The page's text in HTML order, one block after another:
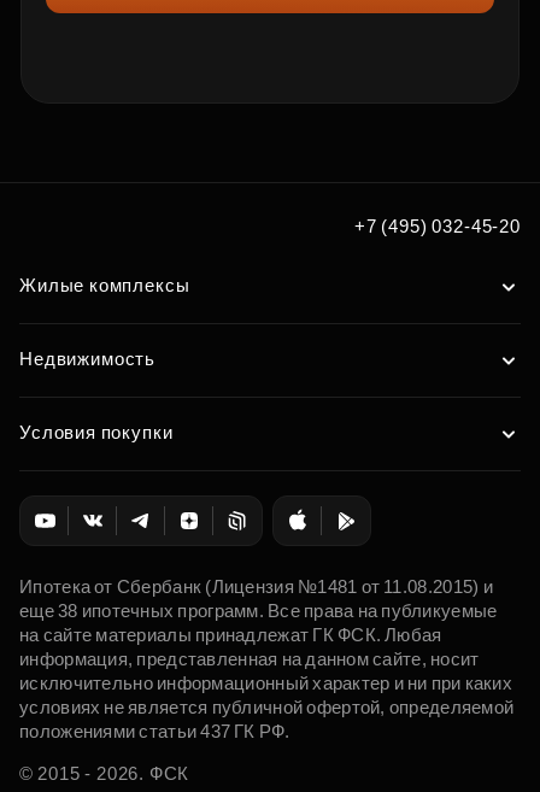
+7 (495) 032-45-20
Жилые комплексы
Недвижимость
Условия покупки
Ипотека от Сбербанк (Лицензия №1481 от 11.08.2015) и
еще 38 ипотечных программ. Все права на публикуемые
на сайте материалы принадлежат ГК ФСК. Любая
информация, представленная на данном сайте, носит
исключительно информационный характер и ни при каких
условиях не является публичной офертой, определяемой
положениями статьи 437 ГК РФ.
© 2015 - 2026. ФСК